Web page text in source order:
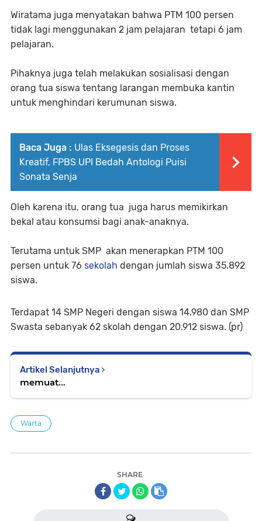
Wiratama juga menyatakan bahwa PTM 100 persen
tidak lagi menggunakan 2 jam pelajaran tetapi 6 jam
pelajaran.
Pihaknya juga telah melakukan sosialisasi dengan
orang tua siswa tentang larangan membuka kantin
untuk menghindari kerumunan siswa.
Baca Juga : Ulas Eksegesis dan Proses
Kreatif, FPBS UPI Bedah Antologi Puisi
Sonata Senja
Oleh karena itu, orang tua juga harus memikirkan
bekal atau konsumsi bagi anak-anaknya.
Terutama untuk SMP akan menerapkan PTM 100
persen untuk 76 sekolah dengan jumlah siswa 35.892
siswa.
Terdapat 14 SMP Negeri dengan siswa 14.980 dan SMP
Swasta sebanyak 62 skolah dengan 20.912 siswa. (pr)
Artikel Selanjutnya
memuat...
Warta
SHARE